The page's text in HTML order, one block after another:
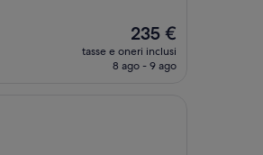
Il
prezzo
attuale
235 €
tasse e oneri inclusi
8 ago - 9 ago